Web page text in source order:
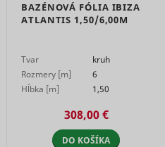
BAZÉNOVÁ FÓLIA IBIZA
ATLANTIS 1,50/6,00M
Tvar
kruh
Rozmery [m]
6
Hĺbka [m]
1,50
308,00 €
DO KOŠÍKA